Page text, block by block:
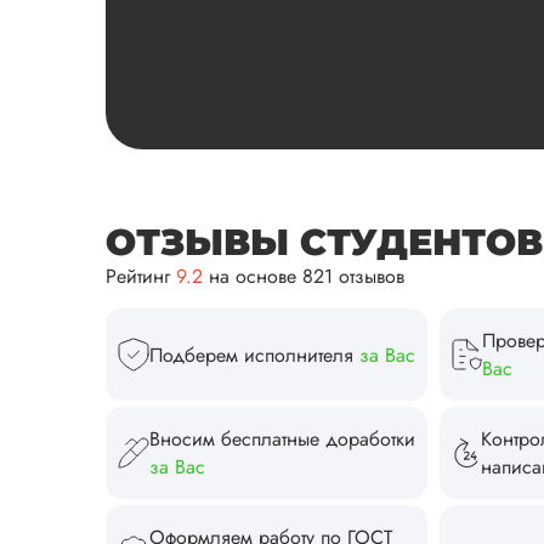
ОТЗЫВЫ СТУДЕНТОВ
Рейтинг9.2 на основе 821 отзывов
Подберем исполнителя за Вас
Вас
Вносим бесплатные доработки
за Вас
Оформляем работу по ГОСТ